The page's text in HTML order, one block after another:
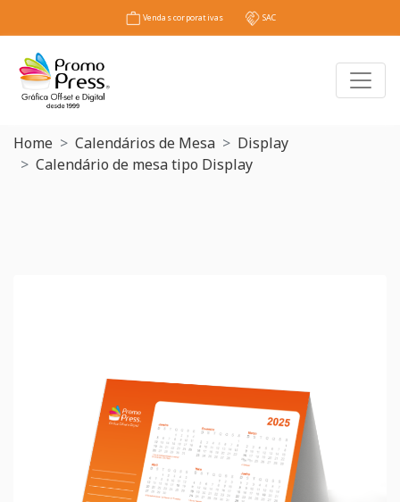
Vendas corporativas SAC
Home Calendários de Mesa
Display
Calendário de mesa tipo Display